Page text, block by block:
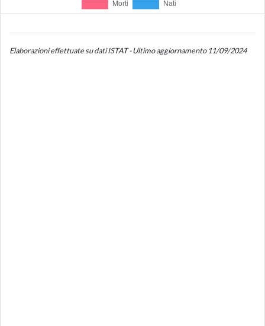
Elaborazioni effettuate su dati ISTAT - Ultimo aggiornamento 11/09/2024